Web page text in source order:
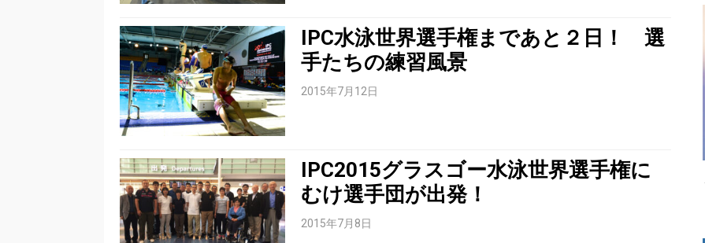
IPC水泳世界選手権まであと２日！ 選
手たちの練習風景
2015年7月12日
IPC2015グラスゴー水泳世界選手権に
むけ選手団が出発！
2015年7月8日